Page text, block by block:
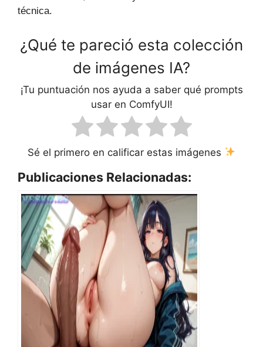
técnica.
¿Qué te pareció esta colección
de imágenes IA?
¡Tu puntuación nos ayuda a saber qué prompts
usar en ComfyUI!
Sé el primero en calificar estas imágenes
Publicaciones Relacionadas: